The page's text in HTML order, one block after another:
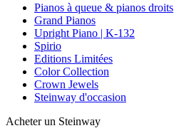
Pianos à queue & pianos droits
Grand Pianos
Upright Piano | K-132
Spirio
Editions Limitées
Color Collection
Crown Jewels
Steinway d'occasion
Acheter un Steinway